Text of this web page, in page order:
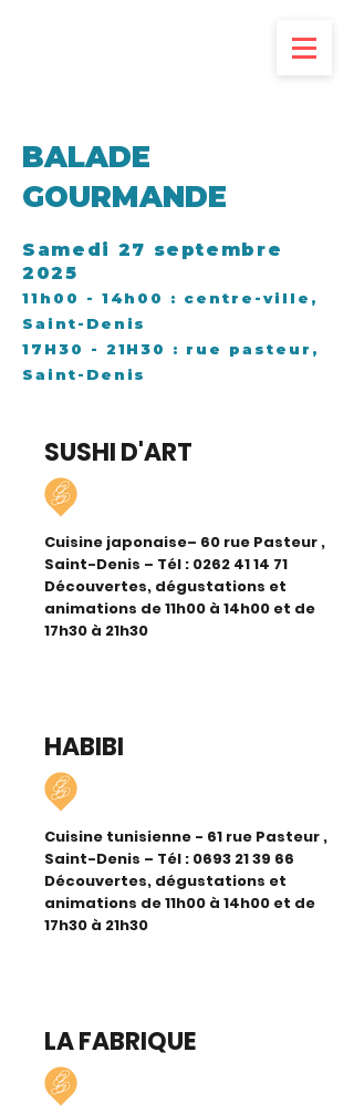
LES TABLES GOURMANDES
BALADE
GOURMANDE
Samedi 27 septembre
2025
11h00 - 14h00 : centre-ville,
Saint-Denis
17H30 - 21H30 : rue pasteur,
Saint-Denis
SUSHI D'ART
Cuisine japonaise– 60 rue Pasteur ,
Saint-Denis – Tél : 0262 41 14 71
Découvertes, dégustations et
animations de 11h00 à 14h00 et de
17h30 à 21h30
HABIBI
Cuisine tunisienne - 61 rue Pasteur ,
Saint-Denis – Tél : 0693 21 39 66
Découvertes, dégustations et
animations de 11h00 à 14h00 et de
17h30 à 21h30
LA FABRIQUE